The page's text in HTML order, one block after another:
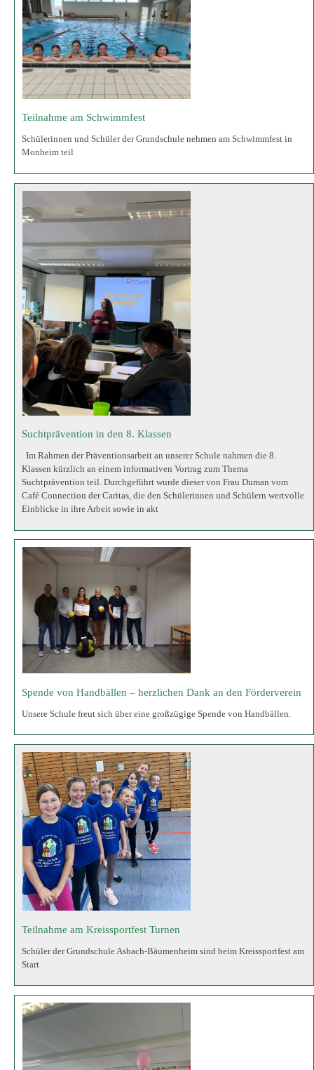
Suchtprävention in den 8. Klassen
Im Rahmen der Präventionsarbeit an unserer Schule nahmen die 8.
Klassen kürzlich an einem informativen Vortrag zum Thema
Suchtprävention teil. Durchgeführt wurde dieser von Frau Duman vom
Café Connection der Caritas, die den Schülerinnen und Schülern wertvolle
Einblicke in ihre Arbeit sowie in akt
Unsere Schule freut sich über eine großzügige Spende von Handbällen.
Teilnahme am Kreissportfest Turnen
Schüler der Grundschule Asbach-Bäumenheim sind beim Kreissportfest am
Start
EIn Beitrag zur beruflichen Orientierung in den 8. Klassen